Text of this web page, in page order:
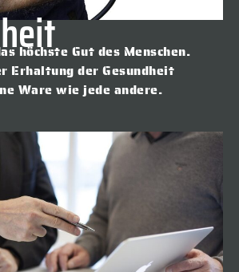
höchste Gut des Menschen.
Erhaltung der Gesundheit
Ware wie jede andere.